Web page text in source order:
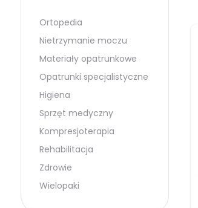
Ortopedia
Nietrzymanie moczu
Materiały opatrunkowe
Opatrunki specjalistyczne
Higiena
Sprzęt medyczny
Kompresjoterapia
Rehabilitacja
Zdrowie
Wielopaki